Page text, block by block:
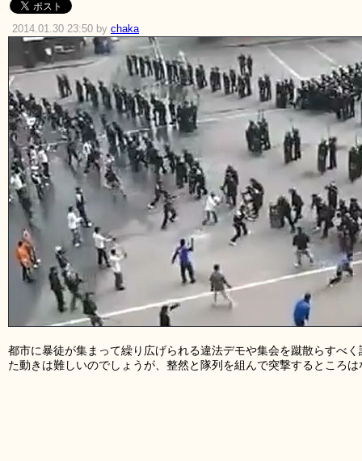
2014.01.30 23:50 by chaka
都市に暴徒が集まって繰り広げられる違法デモや集会を蹴散らすべ
た動きは難しいのでしょうが、整然と隊列を組んで突撃するところ